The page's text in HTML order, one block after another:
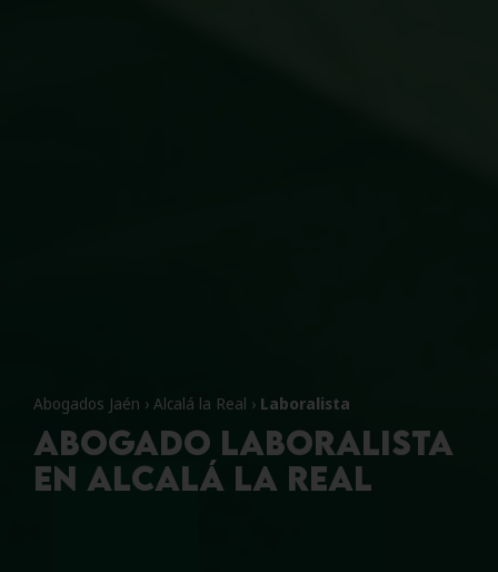
Abogados Jaén › Alcalá la Real › Laboralista
Abogado Laboralista
en Alcalá la Real